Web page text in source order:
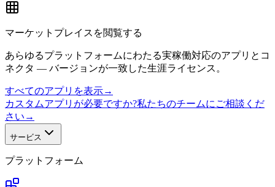
マーケットプレイスを閲覧する
あらゆるプラットフォームにわたる実稼働対応のアプリとコ
ネクタ — バージョンが一致した生涯ライセンス。
すべてのアプリを表示→
カスタムアプリが必要ですか?私たちのチームにご相談くだ
さい →
サービス
プラットフォーム